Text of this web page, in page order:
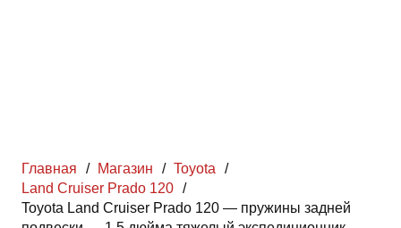
Главная / Магазин / Toyota
/
Land Cruiser Prado 120 /
Toyota Land Cruiser Prado 120 — пружины задней